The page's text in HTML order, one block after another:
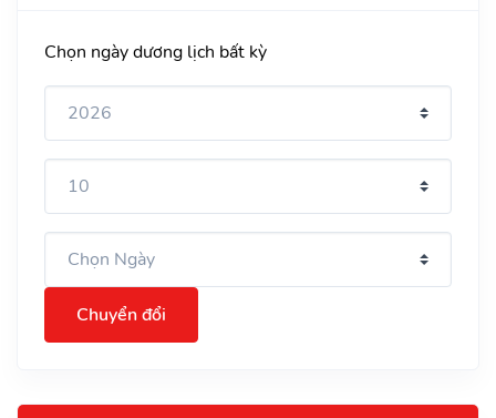
Chọn ngày dương lịch bất kỳ
Chuyển đổi